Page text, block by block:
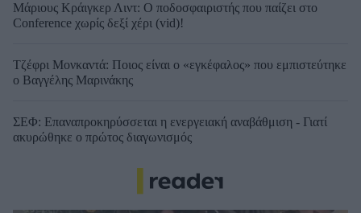
Μάριους Κράιγκερ Λιντ: Ο ποδοσφαιριστής που παίζει στο
Conference χωρίς δεξί χέρι (vid)!
Τζέφρι Μονκαντά: Ποιος είναι ο «εγκέφαλος» που εμπιστεύτηκε
ο Βαγγέλης Μαρινάκης
ΣΕΦ: Επαναπροκηρύσσεται η ενεργειακή αναβάθμιση - Γιατί
ακυρώθηκε ο πρώτος διαγωνισμός